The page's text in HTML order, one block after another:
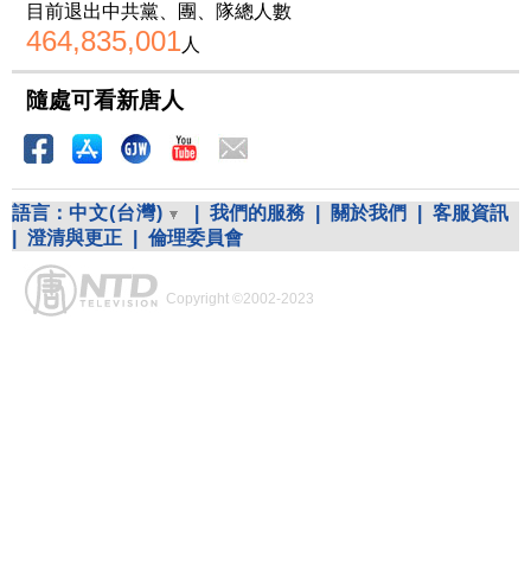
目前退出中共黨、團、隊總人數
464,835,001人
隨處可看新唐人
語言： 中文(台灣) 我們的服務 關於我們
客服資訊
澄清與更正 倫理委員會
Copyright ©2002-2023